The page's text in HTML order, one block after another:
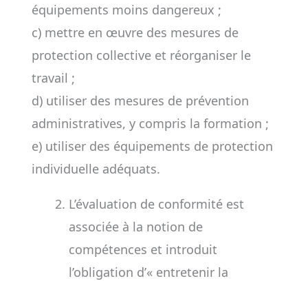
équipements moins dangereux ;
c) mettre en œuvre des mesures de
protection collective et réorganiser le
travail ;
d) utiliser des mesures de prévention
administratives, y compris la formation ;
e) utiliser des équipements de protection
individuelle adéquats.
L’évaluation de conformité est
associée à la notion de
compétences et introduit
l’obligation d’« entretenir la